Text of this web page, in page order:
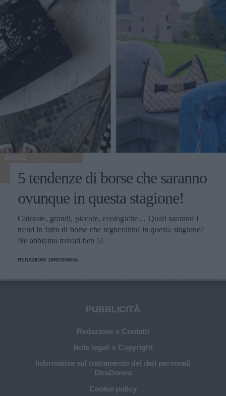
BORSE
5 tendenze di borse che saranno
ovunque in questa stagione!
Colorate, grandi, piccole, ecologiche… Quali saranno i
trend in fatto di borse che regneranno in questa stagione?
Ne abbiamo trovati ben 5!
REDAZIONE DIREDONNA
PUBBLICITÀ
Redazione e Contatti
Note legali e Copyright
Informativa sul trattamento dei dati personali
DireDonna
Cookie policy